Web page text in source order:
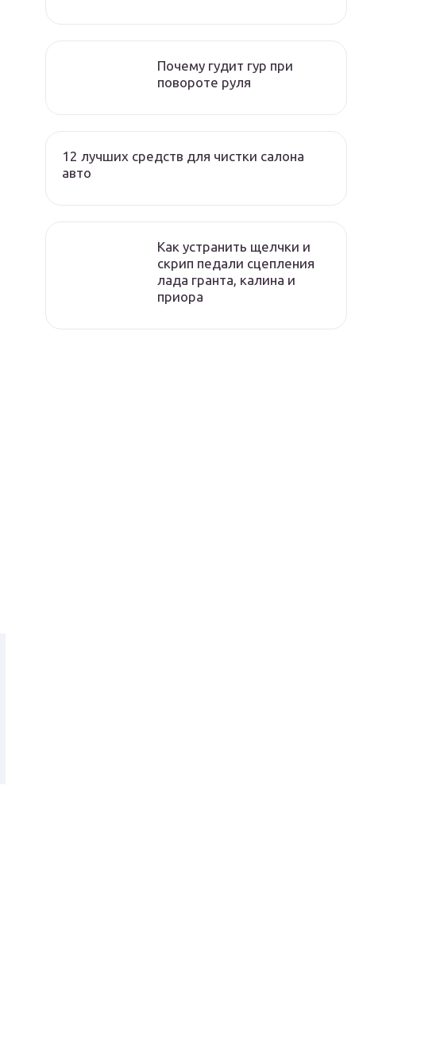
Почему гудит гур при
повороте руля
12 лучших средств для чистки салона
авто
Как устранить щелчки и
скрип педали сцепления
лада гранта, калина и
приора